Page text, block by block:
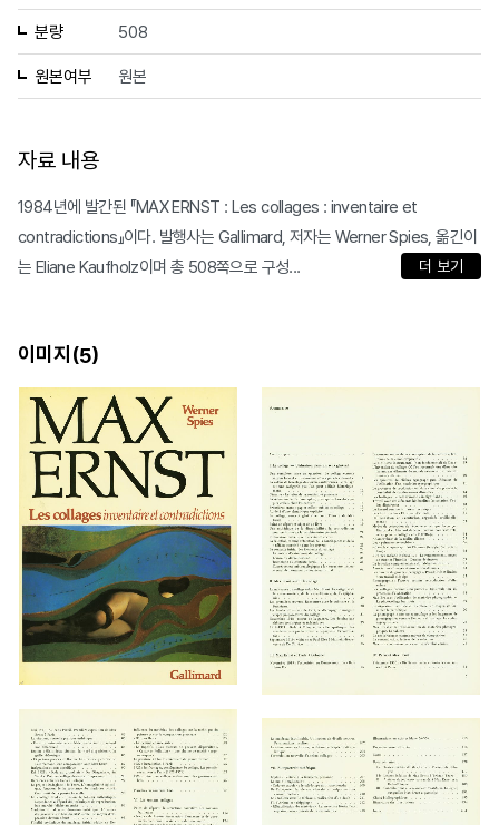
분량 508
원본여부 원본
자료 내용
1984년에 발간된 『MAX ERNST : Les collages : inventaire et
contradictions』이다. 발행사는 Gallimard, 저자는 Werner Spies, 옮긴이
는 Eliane Kaufholz이며 총 508쪽으로 구성...
더 보기
이미지(5)